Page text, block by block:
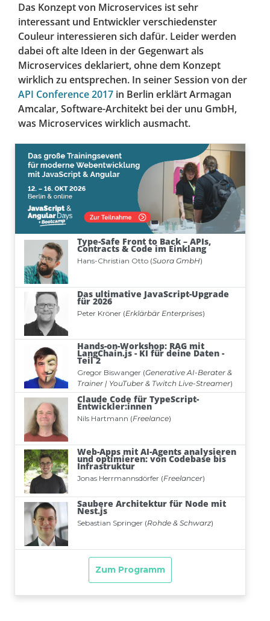
Das Konzept von Microservices ist sehr
interessant und Entwickler verschiedenster
Couleur interessieren sich dafür. Leider werden
dabei oft alte Ideen in der Gegenwart als
Microservices deklariert, ohne dem Konzept
wirklich zu entsprechen. In seiner Session von der
API Conference 2017 in Berlin erklärt Armagan
Amcalar, Software-Architekt bei der unu GmbH,
was Microservices wirklich ausmacht.